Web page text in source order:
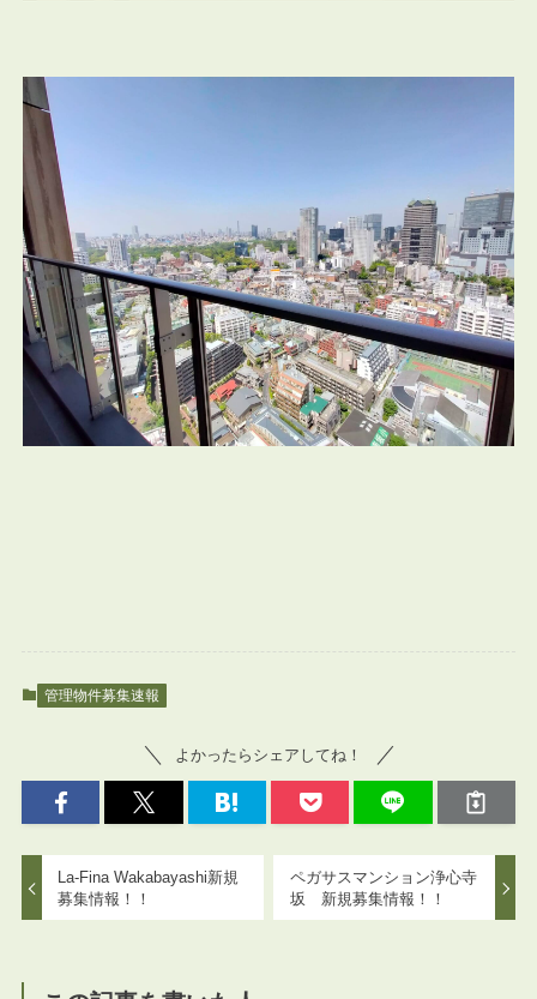
管理物件募集速報
よかったらシェアしてね！
La-Fina Wakabayashi新規
募集情報！！
ペガサスマンション浄心寺
坂 新規募集情報！！